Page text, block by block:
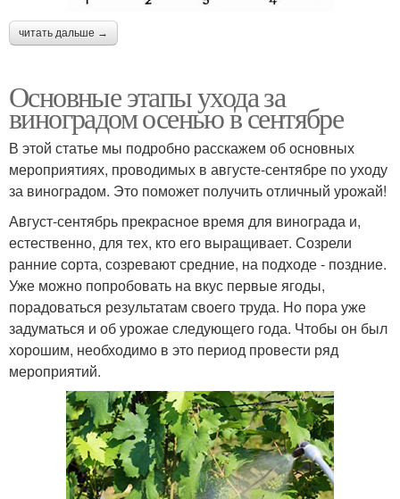
читать дальше →
Основные этапы ухода за
виноградом осенью в сентябре
В этой статье мы подробно расскажем об основных
мероприятиях, проводимых в августе-сентябре по уходу
за виноградом. Это поможет получить отличный урожай!
Август-сентябрь прекрасное время для винограда и,
естественно, для тех, кто его выращивает. Созрели
ранние сорта, созревают средние, на подходе - поздние.
Уже можно попробовать на вкус первые ягоды,
порадоваться результатам своего труда. Но пора уже
задуматься и об урожае следующего года. Чтобы он был
хорошим, необходимо в это период провести ряд
мероприятий.